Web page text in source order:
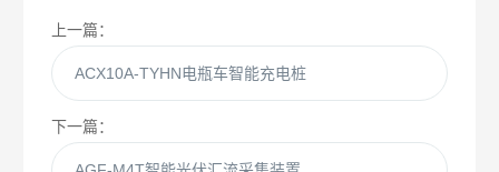
上一篇：
ACX10A-TYHN电瓶车智能充电桩
下一篇：